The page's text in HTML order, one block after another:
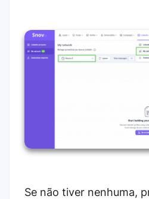
Se não tiver nenhuma,